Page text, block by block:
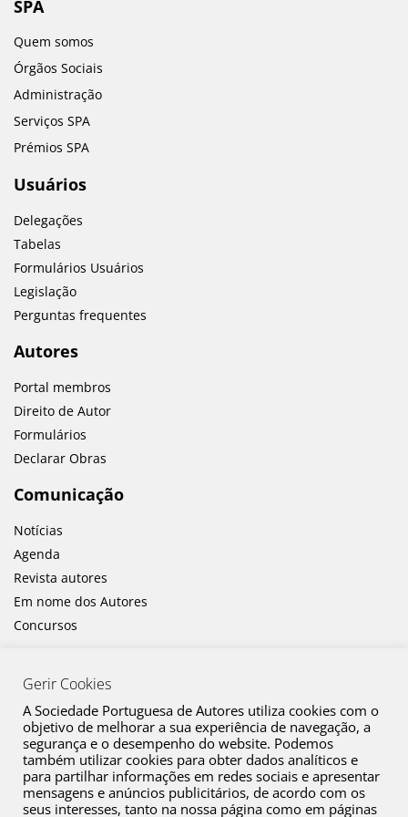
SPA
Quem somos
Órgãos Sociais
Administração
Serviços SPA
Prémios SPA
Usuários
Delegações
Tabelas
Formulários Usuários
Legislação
Perguntas frequentes
Autores
Portal membros
Direito de Autor
Formulários
Declarar Obras
Comunicação
Notícias
Agenda
Revista autores
Em nome dos Autores
Concursos
Canal de Denúncia
Plano de Prevenção de Riscos de Corrupção e Infrações Conexas
Gerir Cookies
A Sociedade Portuguesa de Autores utiliza cookies com o
objetivo de melhorar a sua experiência de navegação, a
segurança e o desempenho do website. Podemos
também utilizar cookies para obter dados analíticos e
para partilhar informações em redes sociais e apresentar
mensagens e anúncios publicitários, de acordo com os
seus interesses, tanto na nossa página como em páginas